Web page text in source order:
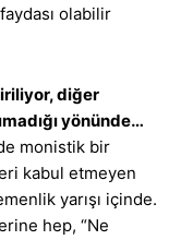
olabilir
diğer
yönünde…
monistik bir
kabul etmeyen
yarışı içinde.
hep, “Ne